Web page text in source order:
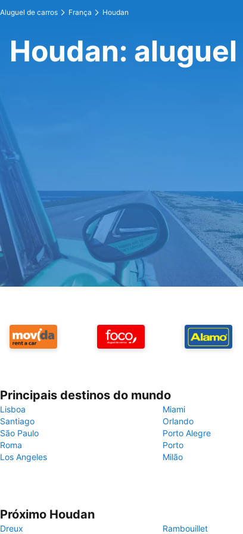
Aluguel de carros França Houdan
Houdan:
Principais destinos do mundo
Lisboa
Miami
Santiago
Orlando
São Paulo
Porto Alegre
Roma
Porto
Los Angeles
Milão
Próximo Houdan
Dreux Rambouillet